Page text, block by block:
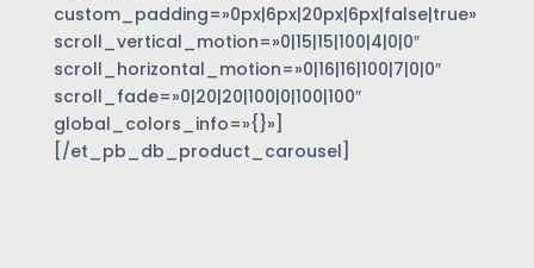
custom_padding=»0px|6px|20px|6px|false|true»
scroll_vertical_motion=»0|15|15|100|4|0|0″
scroll_horizontal_motion=»0|16|16|100|7|0|0″
scroll_fade=»0|20|20|100|0|100|100″
global_colors_info=»{}»]
[/et_pb_db_product_carousel]